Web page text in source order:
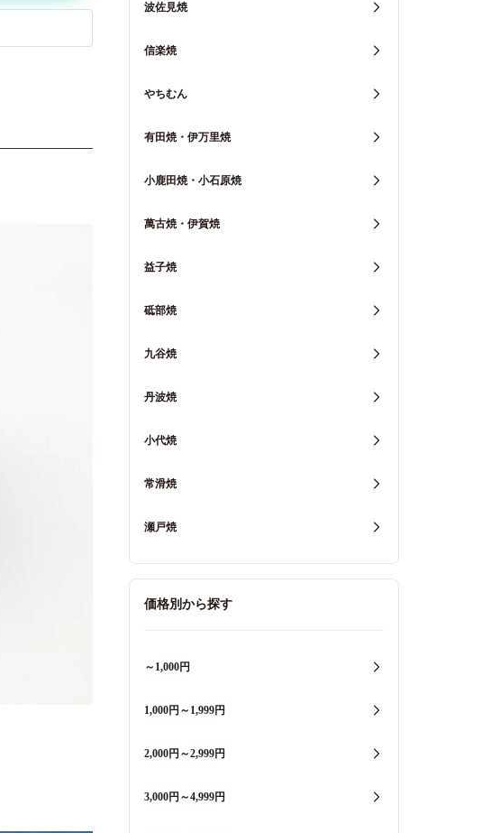
波佐見焼
信楽焼
やちむん
有田焼・伊万里焼
小鹿田焼・小石原焼
萬古焼・伊賀焼
益子焼
砥部焼
九谷焼
丹波焼
小代焼
常滑焼
瀬戸焼
価格別から探す
～1,000円
1,000円～1,999円
2,000円～2,999円
3,000円～4,999円